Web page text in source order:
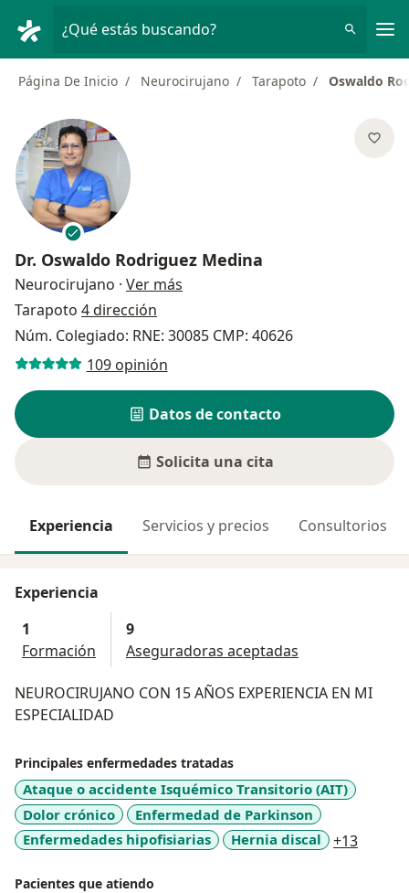
¿Qué estás buscando?
Página De Inicio Neurocirujano Tarapoto Oswaldo
Dr. Oswaldo Rodriguez Medina
Neurocirujano · Ver más
Tarapoto 4 dirección
Núm. Colegiado: RNE: 30085 CMP: 40626
109 opinión
Datos de contacto
Solicita una cita
Experiencia Servicios y precios Consultorios
Experiencia
1
Formación
9
Aseguradoras aceptadas
NEUROCIRUJANO CON 15 AÑOS EXPERIENCIA EN MI
ESPECIALIDAD
Principales enfermedades tratadas
Ataque o accidente Isquémico Transitorio (AIT)
Dolor crónico
Enfermedad de Parkinson
Enfermedades hipofisiarias
Hernia discal +13
Pacientes que atiendo